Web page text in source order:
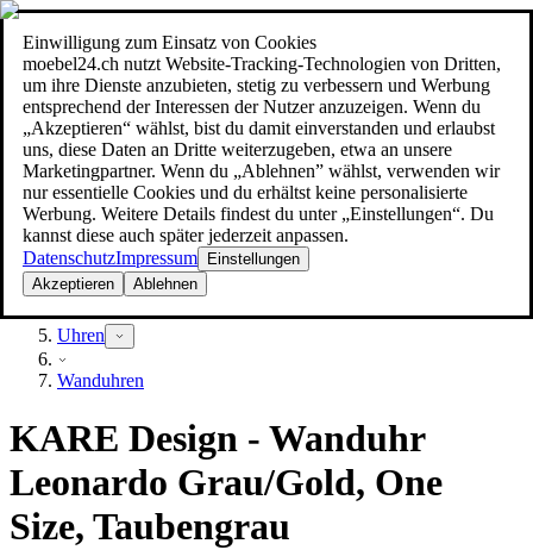
Einwilligung zum Einsatz von Cookies
moebel24.ch nutzt Website-Tracking-Technologien von Dritten,
um ihre Dienste anzubieten, stetig zu verbessern und Werbung
entsprechend der Interessen der Nutzer anzuzeigen. Wenn du
„Akzeptieren“ wählst, bist du damit einverstanden und erlaubst
uns, diese Daten an Dritte weiterzugeben, etwa an unsere
Marketingpartner. Wenn du „Ablehnen” wählst, verwenden wir
nur essentielle Cookies und du erhältst keine personalisierte
Werbung. Weitere Details findest du unter „Einstellungen“. Du
kannst diese auch später jederzeit anpassen.
DatenschutzImpressum
Einstellungen
Akzeptieren
Ablehnen
Suche
moebel dir den besten Preis!moebel dir den besten Preis!
Dekoration
Uhren
Wanduhren
KARE Design - Wanduhr
Leonardo Grau/Gold, One
Size, Taubengrau